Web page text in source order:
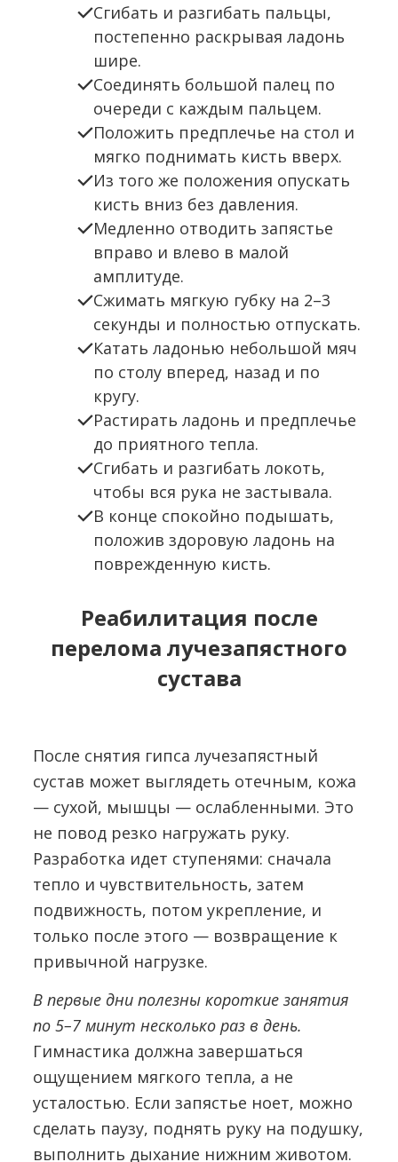
Сгибать и разгибать пальцы,
постепенно раскрывая ладонь
шире.
Соединять большой палец по
очереди с каждым пальцем.
Положить предплечье на стол и
мягко поднимать кисть вверх.
Из того же положения опускать
кисть вниз без давления.
Медленно отводить запястье
вправо и влево в малой
амплитуде.
Сжимать мягкую губку на 2–3
секунды и полностью отпускать.
Катать ладонью небольшой мяч
по столу вперед, назад и по
кругу.
Растирать ладонь и предплечье
до приятного тепла.
Сгибать и разгибать локоть,
чтобы вся рука не застывала.
В конце спокойно подышать,
положив здоровую ладонь на
поврежденную кисть.
Реабилитация после
перелома лучезапястного
сустава
После снятия гипса лучезапястный
сустав может выглядеть отечным, кожа
— сухой, мышцы — ослабленными. Это
не повод резко нагружать руку.
Разработка идет ступенями: сначала
тепло и чувствительность, затем
подвижность, потом укрепление, и
только после этого — возвращение к
привычной нагрузке.
В первые дни полезны короткие занятия
по 5–7 минут несколько раз в день.
Гимнастика должна завершаться
ощущением мягкого тепла, а не
усталостью. Если запястье ноет, можно
сделать паузу, поднять руку на подушку,
выполнить дыхание нижним животом.